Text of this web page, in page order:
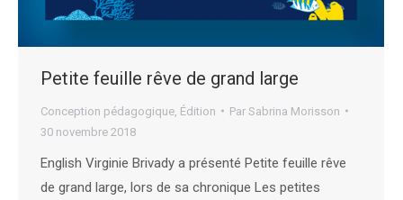
Petite feuille rêve de grand large
Conception pédagogique Édition Par Sabrina Morisson
30 novembre 2018
English Virginie Brivady a présenté Petite feuille rêve
de grand large, lors de sa chronique Les petites